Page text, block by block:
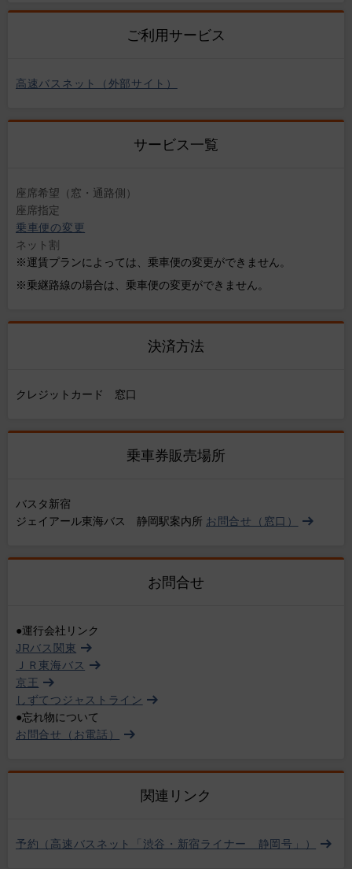
ご利用サービス
高速バスネット（外部サイト）
サービス一覧
座席希望（窓・通路側）
座席指定
乗車便の変更
ネット割
※運賃プランによっては、乗車便の変更ができません。
※乗継路線の場合は、乗車便の変更ができません。
決済方法
クレジットカード 窓口
乗車券販売場所
バスタ新宿
ジェイアール東海バス 静岡駅案内所 お問合せ（窓口）
お問合せ
●運行会社リンク
JRバス関東
ＪＲ東海バス
京王
しずてつジャストライン
●忘れ物について
お問合せ（お電話）
関連リンク
予約（高速バスネット「渋谷・新宿ライナー 静岡号」）